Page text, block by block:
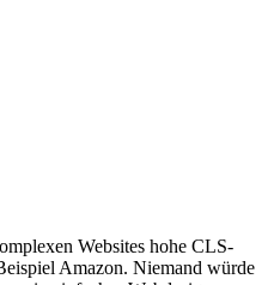
Websites hohe CLS-
Amazon. Niemand würde